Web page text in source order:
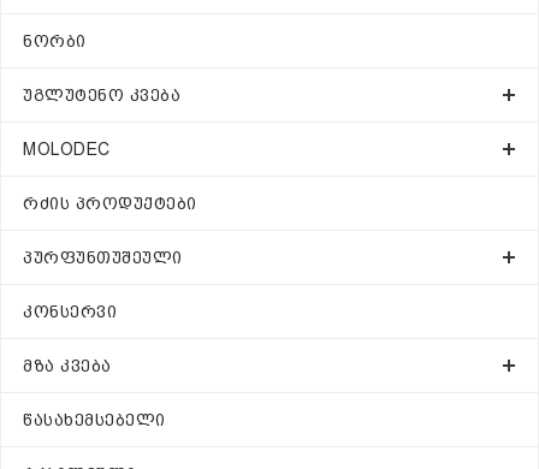
ᲜᲝᲠᲑᲘ
ᲣᲒᲚᲣᲢᲔᲜᲝ ᲙᲕᲔᲑᲐ
MOLODEC
ᲠᲫᲘᲡ ᲞᲠᲝᲓᲣᲥᲢᲔᲑᲘ
ᲞᲣᲠᲤᲣᲜᲗᲣᲨᲔᲣᲚᲘ
ᲙᲝᲜᲡᲔᲠᲕᲘ
ᲛᲖᲐ ᲙᲕᲔᲑᲐ
ᲬᲐᲡᲐᲮᲔᲛᲡᲔᲑᲔᲚᲘ